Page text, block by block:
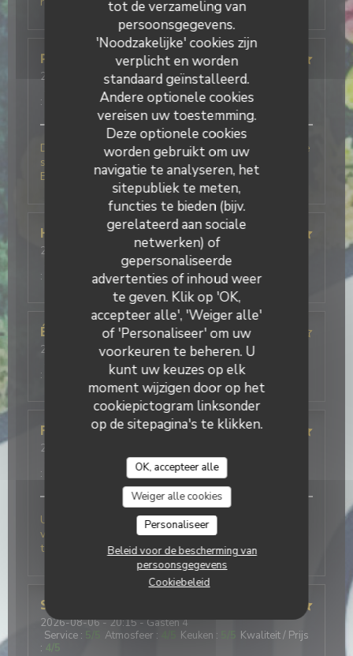
tot de verzameling van
persoonsgegevens.
'Noodzakelijke' cookies zijn
verplicht en worden
standaard geïnstalleerd.
Andere optionele cookies
vereisen uw toestemming.
Deze optionele cookies
worden gebruikt om uw
navigatie te analyseren, het
sitepubliek te meten,
functies te bieden (bijv.
gerelateerd aan sociale
netwerken) of
gepersonaliseerde
advertenties of inhoud weer
te geven. Klik op 'OK,
accepteer alle', 'Weiger alle'
of 'Personaliseer' om uw
voorkeuren te beheren. U
kunt uw keuzes op elk
moment wijzigen door op het
cookiepictogram linksonder
op de sitepagina's te klikken.
OK, accepteer alle
Weiger alle cookies
Personaliseer
Beleid voor de bescherming van
persoonsgegevens
Cookiebeleid
Pierre
2026-08-08
- 12:30 - Gasten 2
Atmosfeer 5/5 Keuken /5
:
Des plats, excellent, un service au Top, notamment le
serveur, humour, gentillesse et professionnalisme.
Bravo à cet établissement, nous reviendrons.
Herve
2026-08-07
- 20:00 - Gasten 4
Atmosfeer:5/5 Keuken:5/5
:
Édouard
S
2026-08-06- 19:30 - Gasten 2
Atmosfeer 4 /5 Kwaliteit / Prijs
:
Frederick F
2026-08-06
Atmosfeer:5/5 Keuken:5/5
:
Une très belle découverte pour cette 1 ère fois chez
vous .nous avons très bien mangé et le personnel au
top . Nous reviendrons à coup sur.
Stephanie
2026-08-06- 20:15 - Gasten 4
Service : 5 Atmosfeer : Keuken : /5 Kwaliteit / Prijs
: 4/5